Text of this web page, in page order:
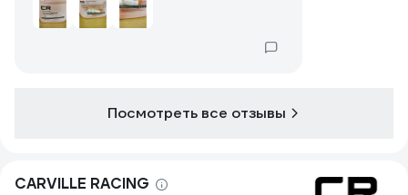
Посмотреть все отзывы
CARVILLE RACING